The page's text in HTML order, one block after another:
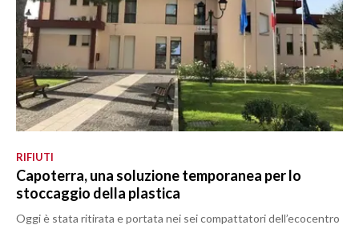
RIFIUTI
Capoterra, una soluzione temporanea per lo
stoccaggio della plastica
Oggi è stata ritirata e portata nei sei compattatori dell’ecocentro